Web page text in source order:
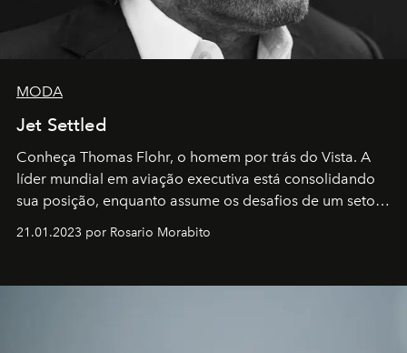
MODA
Jet Settled
Conheça Thomas Flohr, o homem por trás do Vista. A
líder mundial em aviação executiva está consolidando
sua posição, enquanto assume os desafios de um setor
em rápida evolução e redefinindo o conceito de luxo
21.01.2023 por Rosario Morabito